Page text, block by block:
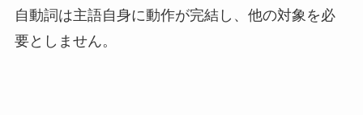
自動詞は主語自身に動作が完結し、他の対象を必
要としません。